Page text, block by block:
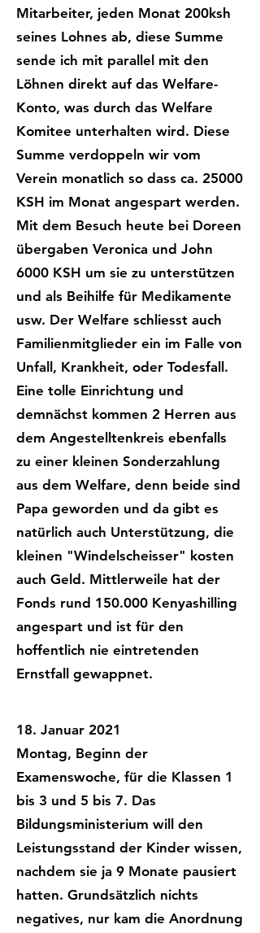
Mitarbeiter, jeden Monat 200ksh
seines Lohnes ab, diese Summe
sende ich mit parallel mit den
Löhnen direkt auf das Welfare-
Konto, was durch das Welfare
Komitee unterhalten wird. Diese
Summe verdoppeln wir vom
Verein monatlich so dass ca. 25000
KSH im Monat angespart werden.
Mit dem Besuch heute bei Doreen
übergaben Veronica und John
6000 KSH um sie zu unterstützen
und als Beihilfe für Medikamente
usw. Der Welfare schliesst auch
Familienmitglieder ein im Falle von
Unfall, Krankheit, oder Todesfall.
Eine tolle Einrichtung und
demnächst kommen 2 Herren aus
dem Angestelltenkreis ebenfalls
zu einer kleinen Sonderzahlung
aus dem Welfare, denn beide sind
Papa geworden und da gibt es
natürlich auch Unterstützung, die
kleinen "Windelscheisser" kosten
auch Geld. Mittlerweile hat der
Fonds rund 150.000 Kenyashilling
angespart und ist für den
hoffentlich nie eintretenden
Ernstfall gewappnet.
18. Januar 2021
Montag, Beginn der
Examenswoche, für die Klassen 1
bis 3 und 5 bis 7. Das
Bildungsministerium will den
Leistungsstand der Kinder wissen,
nachdem sie ja 9 Monate pausiert
hatten. Grundsätzlich nichts
negatives, nur kam die Anordnung